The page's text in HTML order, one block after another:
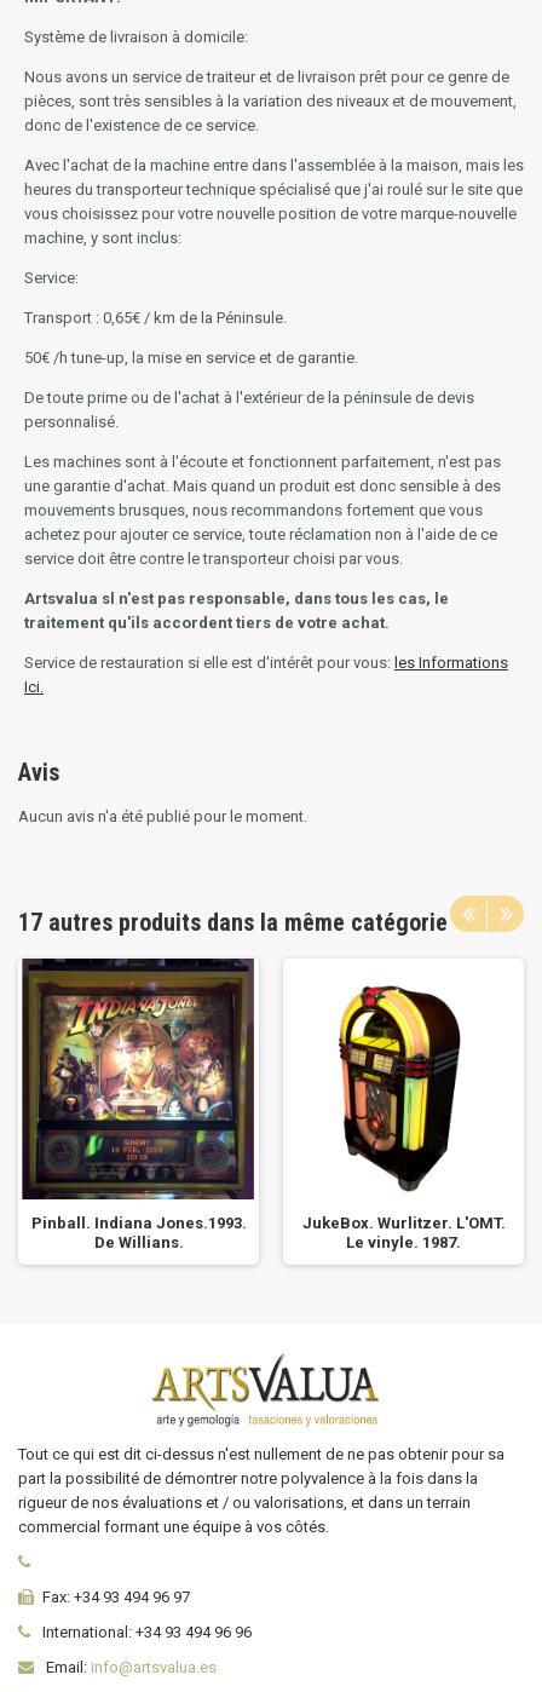
Système de livraison à domicile:
Nous avons un service de traiteur et de livraison prêt pour ce genre de
pièces, sont très sensibles à la variation des niveaux et de mouvement,
donc de l'existence de ce service.
Avec l'achat de la machine entre dans l'assemblée à la maison, mais les
heures du transporteur technique spécialisé que j'ai roulé sur le site que
vous choisissez pour votre nouvelle position de votre marque-nouvelle
machine, y sont inclus:
Service:
Transport : 0,65€ / km de la Péninsule.
50€ /h tune-up, la mise en service et de garantie.
De toute prime ou de l'achat à l'extérieur de la péninsule de devis
personnalisé.
Les machines sont à l'écoute et fonctionnent parfaitement, n'est pas
une garantie d'achat. Mais quand un produit est donc sensible à des
mouvements brusques, nous recommandons fortement que vous
achetez pour ajouter ce service, toute réclamation non à l'aide de ce
service doit être contre le transporteur choisi par vous.
Artsvalua sl n'est pas responsable, dans tous les cas, le
traitement qu'ils accordent tiers de votre achat.
Service de restauration si elle est d'intérêt pour vous: les Informations
Ici.
Avis
Aucun avis n'a été publié pour le moment.
17 autres produits dans la même catégorie
Pinball. Indiana Jones.1993.
De Willians.
JukeBox. Wurlitzer. L'OMT.
Le vinyle. 1987.
Tout ce qui est dit ci-dessus n'est nullement de ne pas obtenir pour sa
part la possibilité de démontrer notre polyvalence à la fois dans la
rigueur de nos évaluations et / ou valorisations, et dans un terrain
commercial formant une équipe à vos côtés.
Fax: +34 93 494 96 97
International: +34 93 494 96 96
Email: info@artsvalua.es